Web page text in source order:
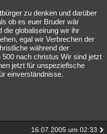
zu denken und darüber
ob es euer Bruder wär
die globaliseirung wir ihr
egal wir Verbrechen der
während der
nach christus Wir sind jetzt
jetzt für unspeziefische
einverständnisse.
16.07.2005 um 02:33